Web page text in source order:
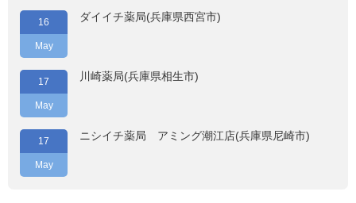
16
May
ダイイチ薬局(兵庫県西宮市)
17
May
川崎薬局(兵庫県相生市)
17
May
ニシイチ薬局 アミング潮江店(兵庫県尼崎市)